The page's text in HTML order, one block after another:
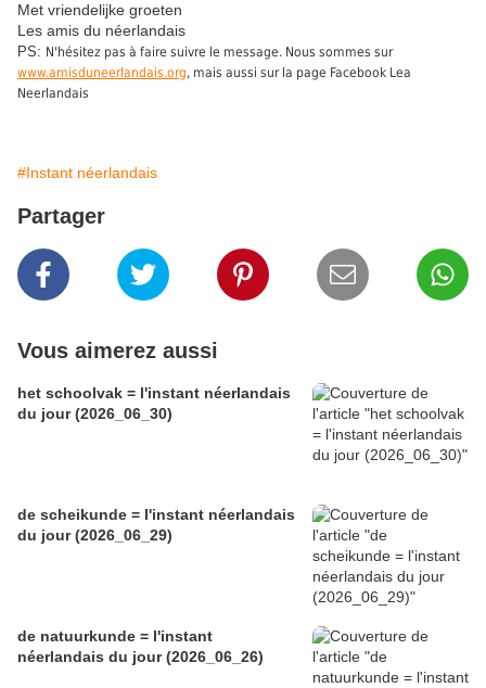
Met vriendelijke groeten
Les amis du néerlandais
PS: N'hésitez pas à faire suivre le message. Nous sommes sur
www.amisduneerlandais.org, mais aussi sur la page Facebook Lea
Neerlandais
#Instant néerlandais
Partager
Vous aimerez aussi
het schoolvak = l'instant néerlandais
du jour (2026_06_30)
de scheikunde = l'instant néerlandais
du jour (2026_06_29)
de natuurkunde = l'instant
néerlandais du jour (2026_06_26)